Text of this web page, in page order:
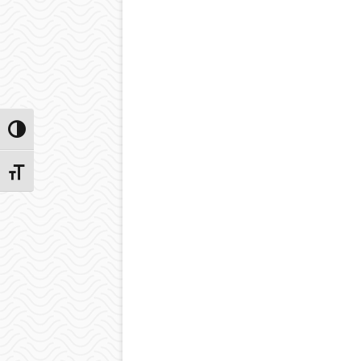
Przełącz wysoki kontrast
Zmień rozmiar czcionek